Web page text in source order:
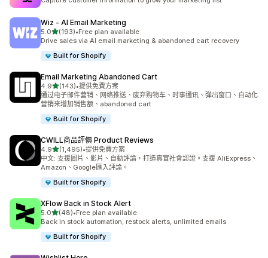
Wiz ‑ AI Email Marketing
5.0滿分 5 顆星
(193)
共有 193 則評價
•Free plan available
Drive sales via AI email marketing & abandoned cart recovery
Built for Shopify
Email Marketing Abandoned Cart
4.9滿分 5 顆星
(143)
共有 143 則評價
•提供免費方案
通过电子邮件营销、网络推送、废弃购物车、时事通讯、弹出窗口、自动化
营销来增加销售额、abandoned cart
Built for Shopify
CWILL商品評價 Product Reviews
4.9滿分 5 顆星
(1,495)
共有 1495 則評價
•提供免費方案
中文: 支援圖片、影片、自動評論，打造真實社會認證。支援 AliExpress、
Amazon、Google匯入評論。
Built for Shopify
XFlow Back in Stock Alert
5.0滿分 5 顆星
(48)
共有 48 則評價
•Free plan available
Back in stock automation, restock alerts, unlimited emails
Built for Shopify